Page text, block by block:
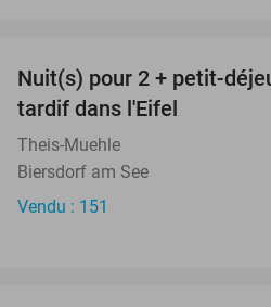
Nuit(s) pour 2 + petit-
tardif dans l'Eifel
Theis-Muehle
Biersdorf am See
Vendu : 151